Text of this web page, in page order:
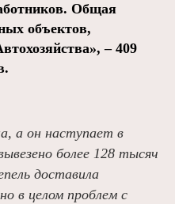
Общая
объектов,
– 409
а он наступает в
более 128 тысяч
доставила
в целом проблем с